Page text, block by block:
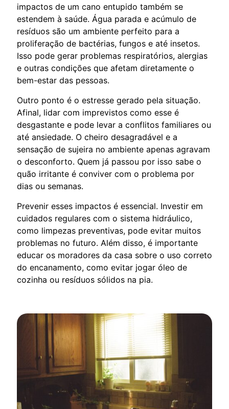
impactos de um cano entupido também se
estendem à saúde. Água parada e acúmulo de
resíduos são um ambiente perfeito para a
proliferação de bactérias, fungos e até insetos.
Isso pode gerar problemas respiratórios, alergias
e outras condições que afetam diretamente o
bem-estar das pessoas.
Outro ponto é o estresse gerado pela situação.
Afinal, lidar com imprevistos como esse é
desgastante e pode levar a conflitos familiares ou
até ansiedade. O cheiro desagradável e a
sensação de sujeira no ambiente apenas agravam
o desconforto. Quem já passou por isso sabe o
quão irritante é conviver com o problema por
dias ou semanas.
Prevenir esses impactos é essencial. Investir em
cuidados regulares com o sistema hidráulico,
como limpezas preventivas, pode evitar muitos
problemas no futuro. Além disso, é importante
educar os moradores da casa sobre o uso correto
do encanamento, como evitar jogar óleo de
cozinha ou resíduos sólidos na pia.